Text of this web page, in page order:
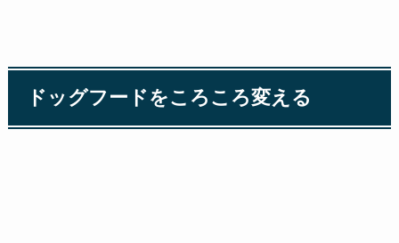
ドッグフードをころころ変える